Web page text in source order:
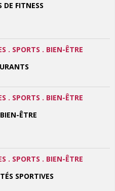
DE FITNESS
. SPORTS . BIEN-ÊTRE
. SPORTS . BIEN-ÊTRE
ÊTRE
. SPORTS . BIEN-ÊTRE
SPORTIVES